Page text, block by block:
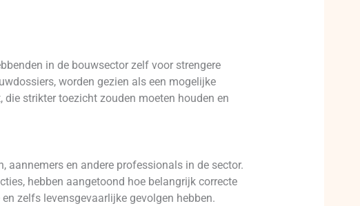
in de bouwsector zelf voor strengere
worden gezien als een mogelijke
strikter toezicht zouden moeten houden en
aannemers en andere professionals in de sector.
hebben aangetoond hoe belangrijk correcte
zelfs levensgevaarlijke gevolgen hebben.